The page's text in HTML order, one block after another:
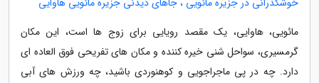
مائویی، هاوایی، یک مقصد رویایی برای زوج ها است، این مکان
گرمسیری، سواحل شنی خیره کننده و مکان های تفریحی فوق العاده ای
دارد. چه در پی ماجراجویی و کوهنوردی باشید، چه ورزش های آبی